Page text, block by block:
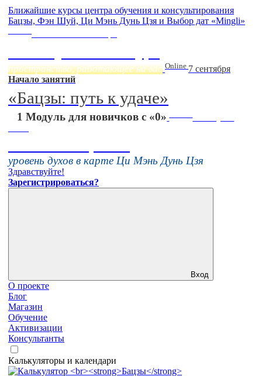
Ближайшие курсы центра обучения и консультирования
Бацзы, Фэн Шуй, Ци Мэнь Дунь Цзя и Выбор дат «Mingli»
пространство, работающее на вас Online 7 сентября
Начало занятий
«Бацзы: путь к удаче»
1 Модуль для новичков с «0»
16 августа
уровень духов в карте Ци Мэнь Дунь Цзя
Здравствуйте!
Зарегистрироваться?
Вход
О проекте
Блог
Магазин
Обучение
Активизации
Консультанты
Калькуляторы и календари